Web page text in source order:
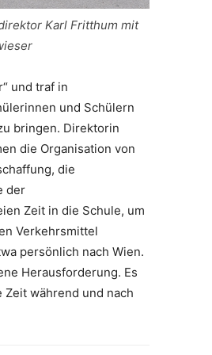
Karl Fritthum mit
und traf in
und Schülern
bringen. Direktorin
die Organisation von
die
der
Zeit in die Schule, um
Verkehrsmittel
persönlich nach Wien.
Herausforderung. Es
während und nach